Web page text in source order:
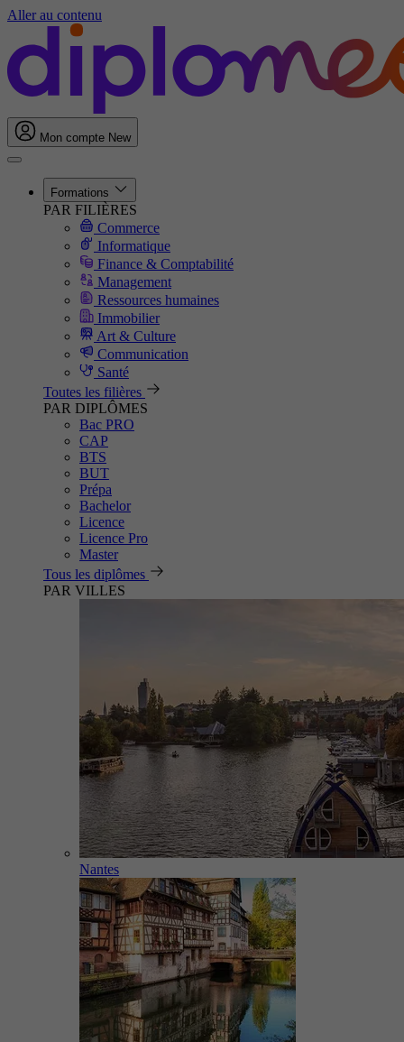
Aller au contenu
Mon compte New
Formations
PAR FILIÈRES
Commerce
Informatique
Finance & Comptabilité
Management
Ressources humaines
Immobilier
Art & Culture
Communication
Santé
Toutes les filières
PAR DIPLÔMES
Bac PRO
CAP
BTS
BUT
Prépa
Bachelor
Licence
Licence Pro
Master
Tous les diplômes
PAR VILLES
Nantes